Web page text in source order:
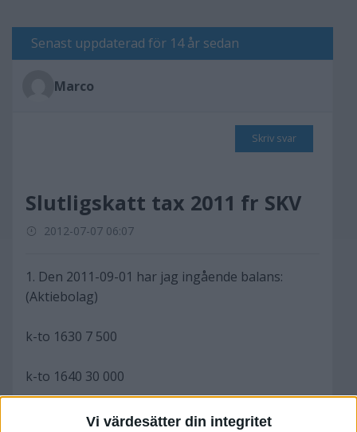
Vi värdesätter din integritet
Senast uppdaterad för 14 år sedan
Marco
Skriv svar
Slutligskatt tax 2011 fr SKV
2012-07-07 06:07
1. Den 2011-09-01 har jag ingående balans:
(Aktiebolag)
k-to 1630 7 500
k-to 1640 30 000
k-to 2510 0